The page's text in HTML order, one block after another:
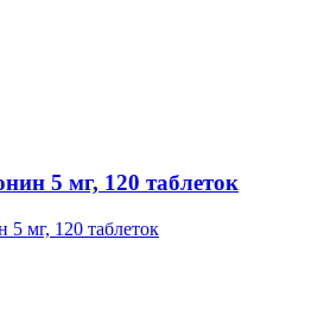
5 мг, 120 таблеток